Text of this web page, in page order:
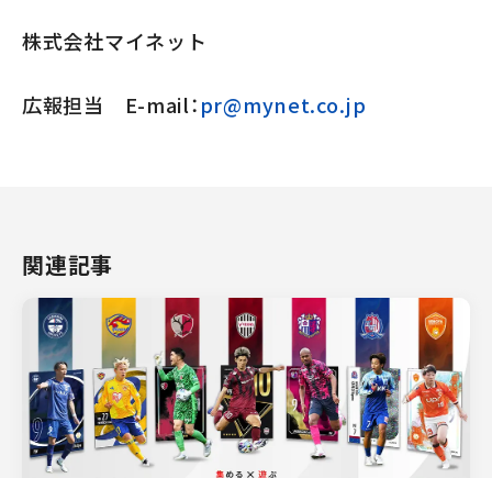
株式会社マイネット
広報担当 E-mail：pr@mynet.co.jp
関連記事